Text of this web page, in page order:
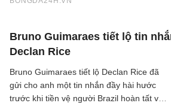
Bruno Guimaraes tiết lộ tin
Declan Rice
Bruno Guimaraes tiết lộ Declan Rice đã
gửi cho anh một tin nhắn đầy hài hước
trước khi tiền vệ người Brazil hoàn tất vụ